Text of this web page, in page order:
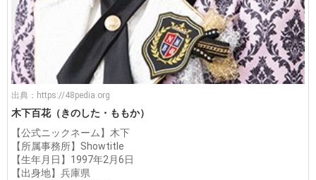
出典： https://48pedia.org
木下百花（きのした・ももか）
【公式ニックネーム】木下
【所属事務所】Showtitle
【生年月日】1997年2月6日
【出身地】兵庫県